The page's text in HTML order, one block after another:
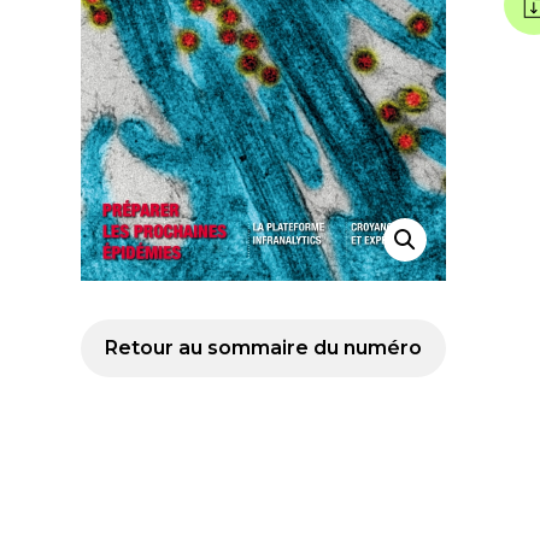
Retour au sommaire du numéro